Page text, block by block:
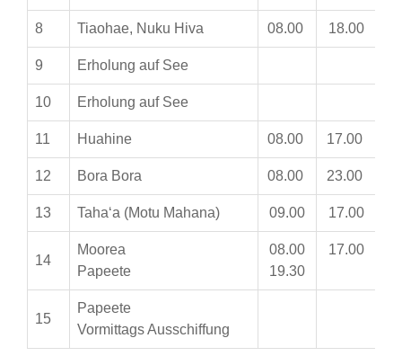
8 Tiaohae, Nuku Hiva 08.00 18.00
9 Erholung auf See
10 Erholung auf See
11 Huahine 08.00 17.00
12 Bora Bora 08.00 23.00
13 Taha‘a (Motu Mahana) 09.00 17.00
14
Moorea
Papeete
08.00
19.30
17.00
15
Papeete
Vormittags Ausschiffung